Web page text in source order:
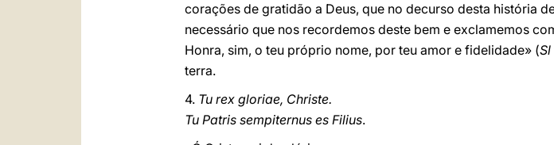
corações de gratidão a Deus, que no decurso desta história
necessário que nos recordemos deste bem e exclamemos
Honra, sim, o teu próprio nome, por teu amor e fidelidade» (Sl
terra.
4. Tu rex gloriae, Christe.
Tu Patris sempiternus es Filius.